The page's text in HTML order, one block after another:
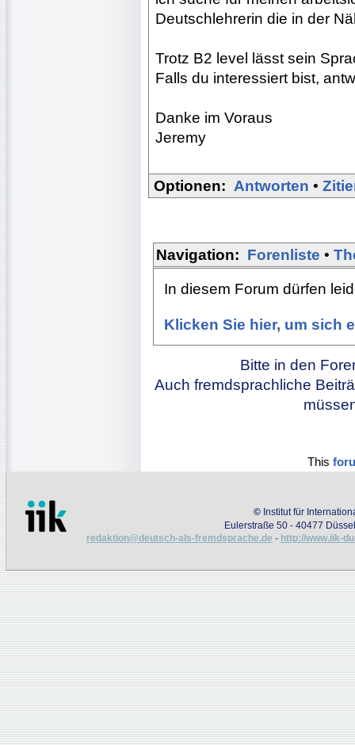
Deutschlehrerin die in der
Trotz B2 level lässt sein
Falls du interessiert bist,
Danke im Voraus
Jeremy
Optionen: Antworten •
Navigation: Forenliste •
In diesem Forum dürfen
Klicken Sie hier, um sich
Bitte in den
Auch fremdsprachliche
This
© Institut für
Eulerstraße 50 - 40477
redaktion@deutsch-als-fremdsprache.de - http://www.iik-